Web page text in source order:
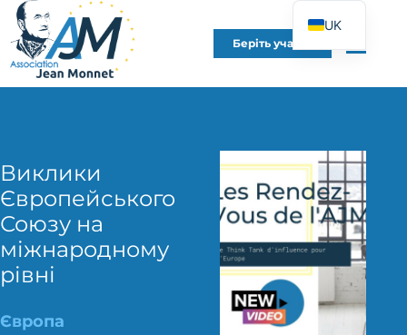
Беріть участь
Виклики
Європейського
Союзу на
міжнародному
рівні
Європа
UK
FR
EN
PT
PL